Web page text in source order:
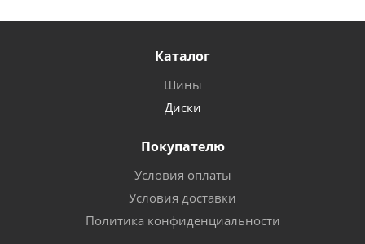
Каталог
Шины
Диски
Покупателю
Условия оплаты
Условия доставки
Политика конфиденциальности